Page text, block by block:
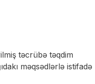
təcrübə təqdim
məqsədlərlə istifadə